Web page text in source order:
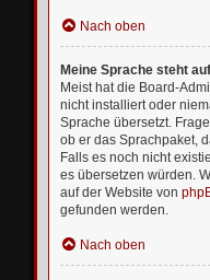
Nach oben
Meine Sprache steht
Meist hat die Board-
nicht installiert oder
Sprache übersetzt.
ob er das Sprachpaket,
Falls es noch nicht
es übersetzen würden.
auf der Website von
gefunden werden.
Nach oben